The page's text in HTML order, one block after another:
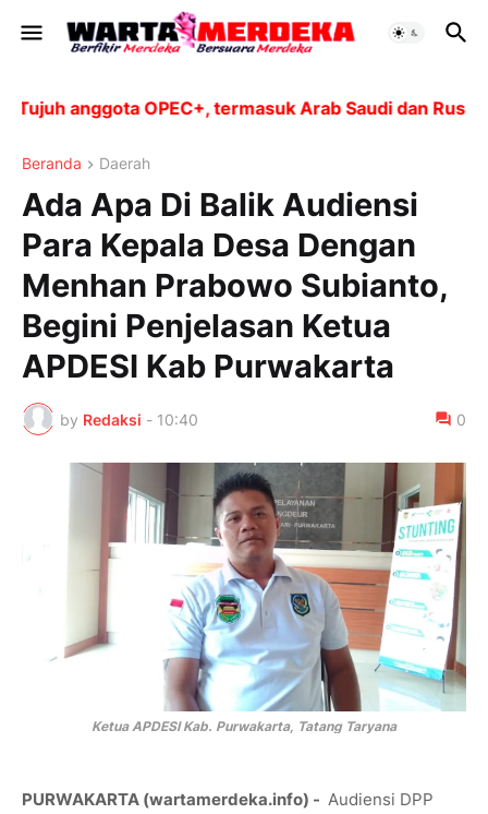
anggota OPEC+, termasuk Arab Saudi dan Rusia,
Beranda Daerah
Ada Apa Di Balik Audiensi
Para Kepala Desa Dengan
Menhan Prabowo Subianto,
Begini Penjelasan Ketua
APDESI Kab Purwakarta
by Redaksi - 10:40 0
Ketua APDESI Kab. Purwakarta, Tatang Taryana
PURWAKARTA (wartamerdeka.info) - Audiensi DPP